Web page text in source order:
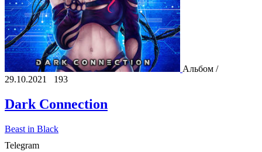
Альбом /
29.10.2021
193
Dark Connection
Beast in Black
Telegram